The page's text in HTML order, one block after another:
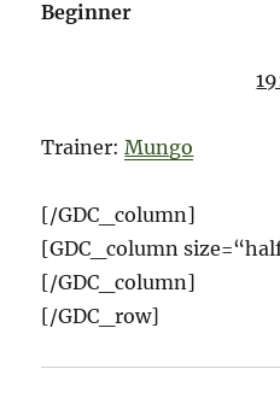
Beginner
Trainer:Mungo
[/GDC_column]
[GDC_column
[/GDC_column]
[/GDC_row]